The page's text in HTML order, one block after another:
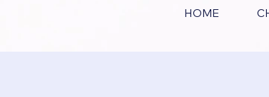
HOME